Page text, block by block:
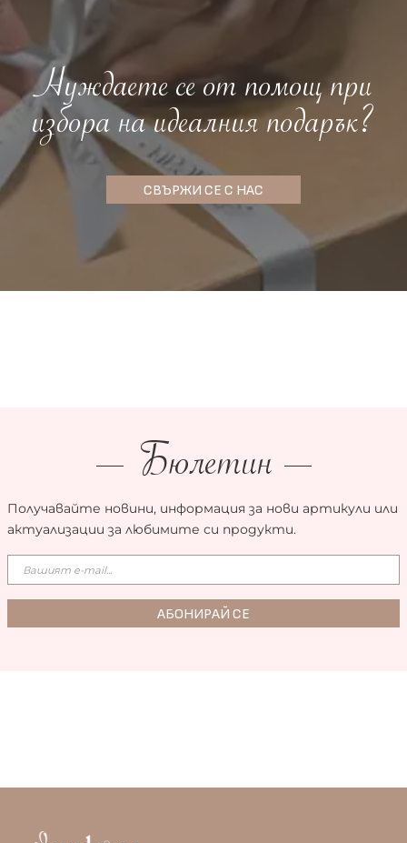
Нуждаете се от помощ при
избора на идеалния подарък?
СВЪРЖИ СЕ С НАС
Бюлетин
Получавайте новини, информация за нови артикули или
актуализации за любимите си продукти.